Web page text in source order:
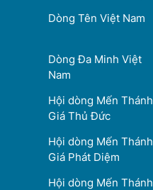
Dòng Tên Việt Nam
Dòng Đa Minh Việt
Nam
Hội dòng Mến Thánh
Giá Thủ Đức
Hội dòng Mến Thánh
Giá Phát Diệm
Hội dòng Mến Thánh